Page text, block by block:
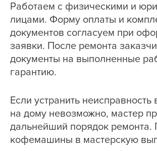
Работаем с физическими и
лицами. Форму оплаты и
документов согласуем при
заявки. После ремонта
документы на выполненные
гарантию.
Если устранить
на дому невозможно, мастер
дальнейший порядок ремонта.
кофемашины в мастерскую